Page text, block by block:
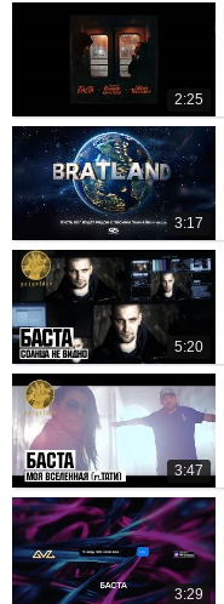
2:25
3:17
5:20
3:47
3:29